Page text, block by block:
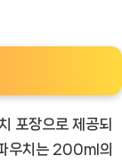
포장으로 제공되
우치는 200ml의